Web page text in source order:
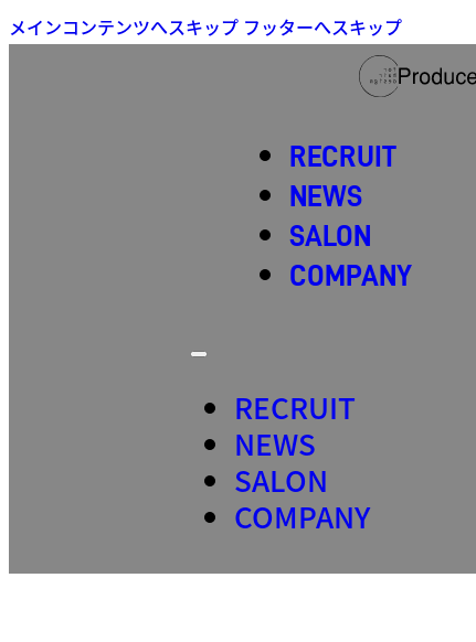
メインコンテンツへスキップ フッターへスキップ
RECRUIT
NEWS
SALON
COMPANY
RECRUIT
NEWS
SALON
COMPANY